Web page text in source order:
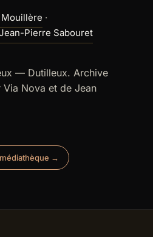
·
Pierre Sabouret
— Dutilleux. Archive
Nova et de Jean
→